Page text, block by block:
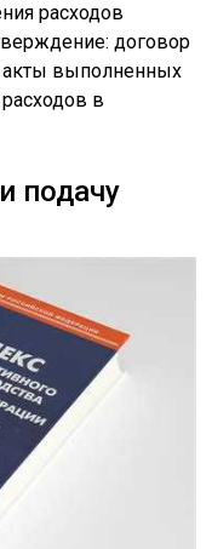
расходов
договор
акты выполненных
в
подачу